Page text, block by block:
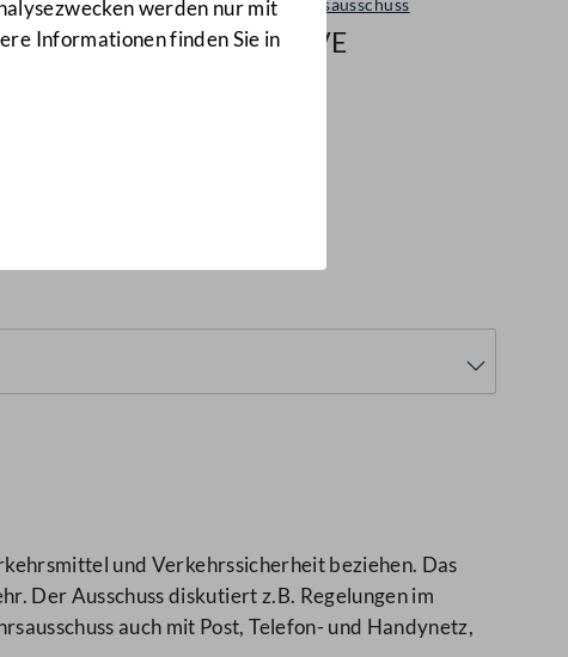
werden nur mit
Informationen finden Sie in
Verkehrsausschuss
1/A-VE
und Verkehrssicherheit beziehen. Das
Der Ausschuss diskutiert z.B. Regelungen im
auch mit Post, Telefon- und Handynetz,